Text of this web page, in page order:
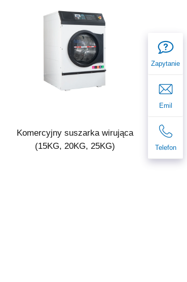
Komercyjny suszarka wirująca
(15KG, 20KG, 25KG)
Zapytanie
Emil
Telefon